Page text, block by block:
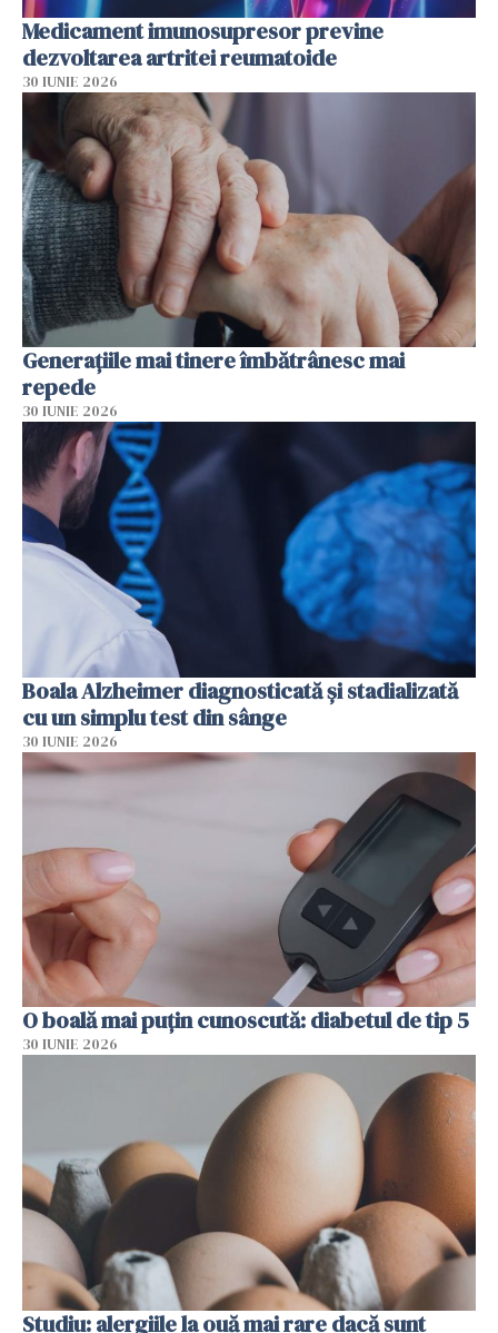
Medicament imunosupresor previne
dezvoltarea artritei reumatoide
30 IUNIE 2026
Generațiile mai tinere îmbătrânesc mai
repede
30 IUNIE 2026
Boala Alzheimer diagnosticată și stadializată
cu un simplu test din sânge
30 IUNIE 2026
O boală mai puțin cunoscută: diabetul de tip 5
30 IUNIE 2026
Studiu: alergiile la ouă mai rare dacă sunt